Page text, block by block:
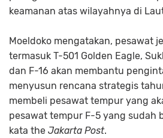
keamanan atas wilayahnya di
Moeldoko mengatakan, pesawat
termasuk T-501 Golden Eagle,
dan F-16 akan membantu
menyusun rencana strategis
membeli pesawat tempur yang
pesawat tempur F-5 yang sudah
kata the Jakarta Post.